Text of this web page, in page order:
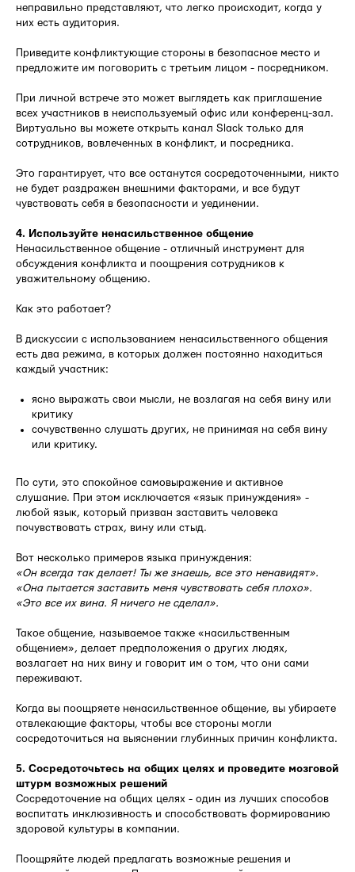
неправильно представляют, что легко происходит, когда у
них есть аудитория.
Приведите конфликтующие стороны в безопасное место и
предложите им поговорить с третьим лицом - посредником.
При личной встрече это может выглядеть как приглашение
всех участников в неиспользуемый офис или конференц-зал.
Виртуально вы можете открыть канал Slack только для
сотрудников, вовлеченных в конфликт, и посредника.
Это гарантирует, что все останутся сосредоточенными, никто
не будет раздражен внешними факторами, и все будут
чувствовать себя в безопасности и уединении.
4. Используйте ненасильственное общение
Ненасильственное общение - отличный инструмент для
обсуждения конфликта и поощрения сотрудников к
уважительному общению.
Как это работает?
В дискуссии с использованием ненасильственного общения
есть два режима, в которых должен постоянно находиться
каждый участник:
ясно выражать свои мысли, не возлагая на себя вину или
критику
сочувственно слушать других, не принимая на себя вину
или критику.
По сути, это спокойное самовыражение и активное
слушание. При этом исключается «язык принуждения» -
любой язык, который призван заставить человека
почувствовать страх, вину или стыд.
Вот несколько примеров языка принуждения:
«Он всегда так делает! Ты же знаешь, все это ненавидят».
«Она пытается заставить меня чувствовать себя плохо».
«Это все их вина. Я ничего не сделал».
Такое общение, называемое также «насильственным
общением», делает предположения о других людях,
возлагает на них вину и говорит им о том, что они сами
переживают.
Когда вы поощряете ненасильственное общение, вы убираете
отвлекающие факторы, чтобы все стороны могли
сосредоточиться на выяснении глубинных причин конфликта.
5. Сосредоточьтесь на общих целях и проведите мозговой
штурм возможных решений
Сосредоточение на общих целях - один из лучших способов
воспитать инклюзивность и способствовать формированию
здоровой культуры в компании.
Поощряйте людей предлагать возможные решения и